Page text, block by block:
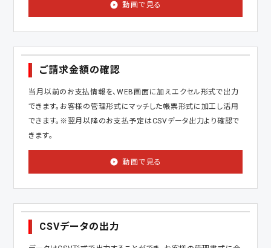
動画で見る
ご請求金額の確認
当月以前のお支払情報を、WEB画面に加えエクセル形式で出力
できます。お客様の管理形式にマッチした帳票形式に加工し活用
できます。 ※翌月以降のお支払予定はCSVデータ出力より確認で
きます。
動画で見る
CSVデータの出力